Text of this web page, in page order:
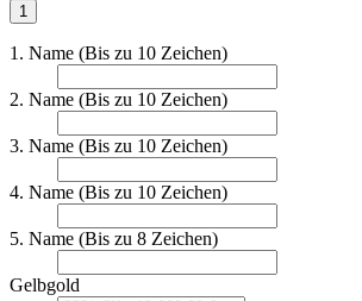
1. Name (Bis zu 10 Zeichen)
2. Name (Bis zu 10 Zeichen)
3. Name (Bis zu 10 Zeichen)
4. Name (Bis zu 10 Zeichen)
5. Name (Bis zu 8 Zeichen)
Gelbgold